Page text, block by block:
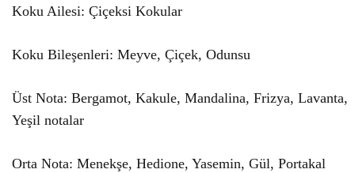
Koku Ailesi: Çiçeksi Kokular
Koku Bileşenleri: Meyve, Çiçek, Odunsu
Üst Nota: Bergamot, Kakule, Mandalina, Frizya, Lavanta,
Yeşil notalar
Orta Nota: Menekşe, Hedione, Yasemin, Gül, Portakal